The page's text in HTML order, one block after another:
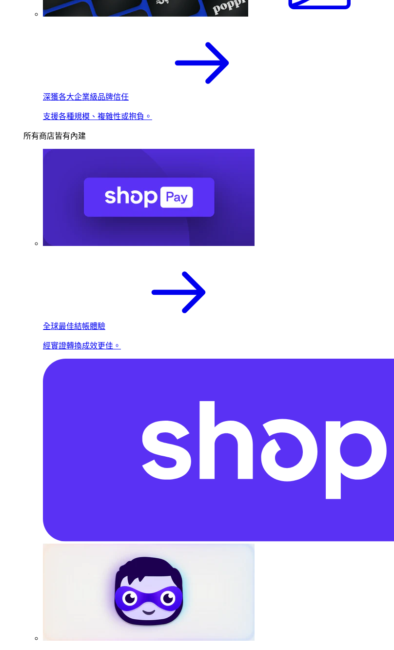
深獲各大企業級品牌信任
支援各種規模、複雜性或抱負。
所有商店皆有內建
全球最佳結帳體驗
經實證轉換成效更佳。